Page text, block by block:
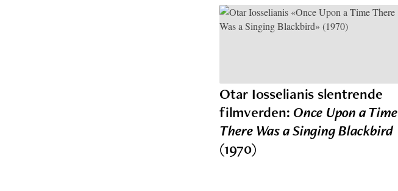
Otar Iosselianis slentrende
filmverden: Once Upon a Time
There Was a Singing Blackbird
(1970)